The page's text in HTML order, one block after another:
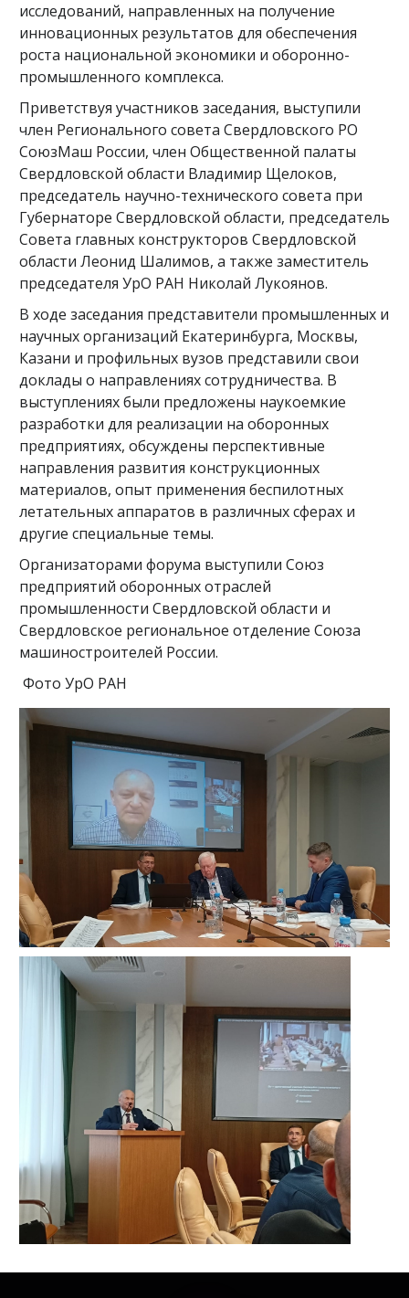
исследований, направленных на получение
инновационных результатов для обеспечения
роста национальной экономики и оборонно-
промышленного комплекса.
Приветствуя участников заседания, выступили
член Регионального совета Свердловского РО
СоюзМаш России, член Общественной палаты
Свердловской области Владимир Щелоков,
председатель научно-технического совета при
Губернаторе Свердловской области, председатель
Совета главных конструкторов Свердловской
области Леонид Шалимов, а также заместитель
председателя УрО РАН Николай Лукоянов.
В ходе заседания представители промышленных и
научных организаций Екатеринбурга, Москвы,
Казани и профильных вузов представили свои
доклады о направлениях сотрудничества. В
выступлениях были предложены наукоемкие
разработки для реализации на оборонных
предприятиях, обсуждены перспективные
направления развития конструкционных
материалов, опыт применения беспилотных
летательных аппаратов в различных сферах и
другие специальные темы.
Организаторами форума выступили Союз
предприятий оборонных отраслей
промышленности Свердловской области и
Свердловское региональное отделение Союза
машиностроителей России.
Фото УрО РАН